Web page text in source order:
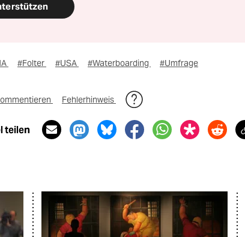
#Folter #USA #Waterboarding #Umfrage
Fehlerhinweis
teilen